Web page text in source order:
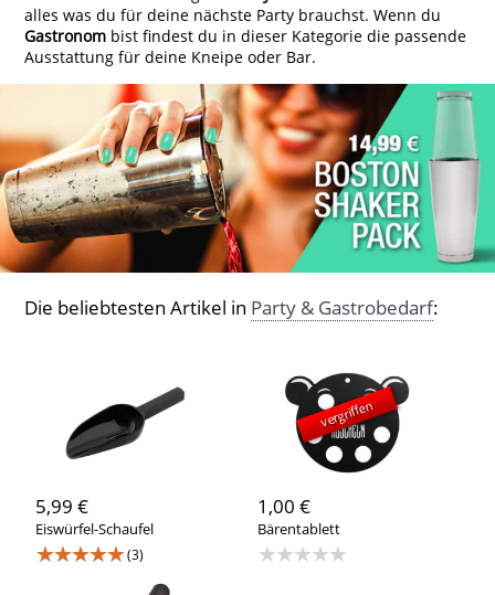
alles was du für deine nächste Party brauchst. Wenn du
Gastronom bist findest du in dieser Kategorie die passende
Ausstattung für deine Kneipe oder Bar.
Die beliebtesten Artikel in Party & Gastrobedarf:
5,99 €
Eiswürfel-Schaufel
★★★★★(3)
vergriffen
1,00 €
Bärentablett
★★★★★